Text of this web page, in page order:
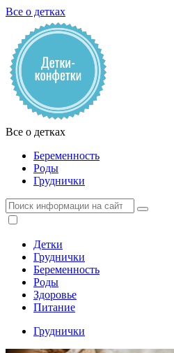
Все о детках
Все о детках
Беременность
Роды
Груднички
Детки
Груднички
Беременность
Роды
Здоровье
Питание
Груднички